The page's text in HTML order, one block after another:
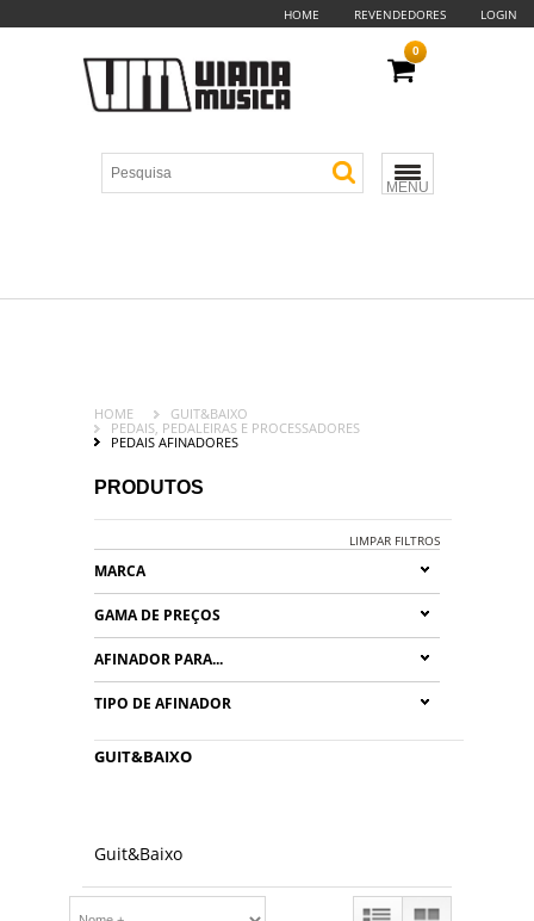
HOME REVENDEDORES LOGIN
MENU
0
HOME
GUIT&BAIXO
PEDAIS, PEDALEIRAS E PROCESSADORES
PEDAIS AFINADORES
PRODUTOS
LIMPAR FILTROS
MARCA
GAMA DE PREÇOS
AFINADOR PARA...
TIPO DE AFINADOR
GUIT&BAIXO
Guit&Baixo